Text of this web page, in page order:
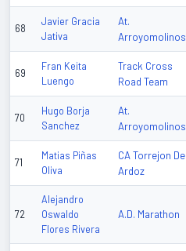
68
Javier Gracia
Jativa
At.
Arroyomolinos
69
Fran Keita
Luengo
Track Cross
Road Team
70
Hugo Borja
Sanchez
At.
Arroyomolinos
71
Matias Piñas
Oliva
CA Torrejon De
Ardoz
72
Alejandro
Oswaldo
Flores Rivera
A.D. Marathon